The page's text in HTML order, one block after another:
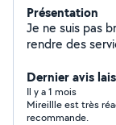
Présentation
Je ne suis pas
rendre des
agées....Et bien
Dernier avis
Il y a 1 mois
Mireillle est très
recommande.